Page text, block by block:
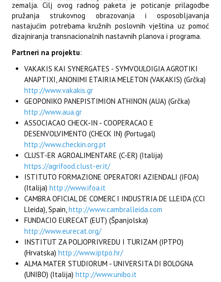
zemalja. Cilj ovog radnog paketa je poticanje prilagodbe
pružanja strukovnog obrazovanja i osposobljavanja
nastajućim potrebama kružnih poslovnih vještina uz pomoć
dizajniranja transnacionalnih nastavnih planova i programa.
Partneri na projektu:
VAKAKIS KAI SYNERGATES - SYMVOULOIGIA AGROTIKI
ANAPTIXI, ANONIMI ETAIRIA MELETON (VAKAKIS) (Grčka)
http://www.vakakis.gr
GEOPONIKO PANEPISTIMION ATHINON (AUA) (Grčka)
http://www.aua.gr
ASSOCIACAO CHECK-IN - COOPERACAO E
DESENVOLVIMENTO (CHECK IN) (Portugal)
http://www.checkin.org.pt
CLUST-ER AGROALIMENTARE (C-ER) (Italija)
https://agrifood.clust-er.it/
ISTITUTO FORMAZIONE OPERATORI AZIENDALI (IFOA)
(Italija) http://www.ifoa.it
CAMBRA OFICIAL DE COMERC I INDUSTRIA DE LLEIDA (CCI
Lleida), Spain,http://www.cambralleida.com
FUNDACIO EURECAT (EUT) (Španjolska)
http://www.eurecat.org/
INSTITUT ZA POLJOPRIVREDU I TURIZAM (IPTPO)
(Hrvatska) http://www.iptpo.hr/
ALMA MATER STUDIORUM - UNIVERSITA DI BOLOGNA
(UNIBO) (Italija) http://www.unibo.it